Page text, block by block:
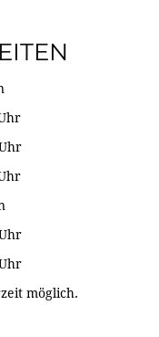
möglich.